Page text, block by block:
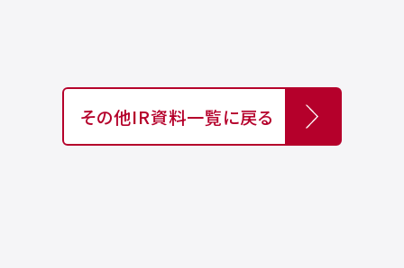
その他IR資料一覧に戻る